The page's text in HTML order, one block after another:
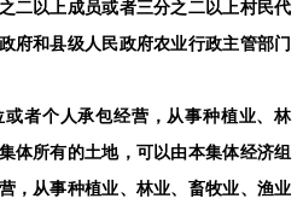
二以上成员或者三分之二以上村民代
府和县级人民政府农业行政主管部门
者个人承包经营，从事种植业、林
体所有的土地，可以由本集体经济组
，从事种植业、林业、畜牧业、渔业